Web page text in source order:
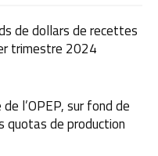
de dollars de recettes
trimestre 2024
l’OPEP, sur fond de
quotas de production